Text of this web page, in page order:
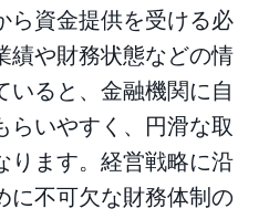
ら資金提供を受ける必
績や財務状態などの情
いると、金融機関に自
らいやすく、円滑な取
ります。経営戦略に沿
に不可欠な財務体制の